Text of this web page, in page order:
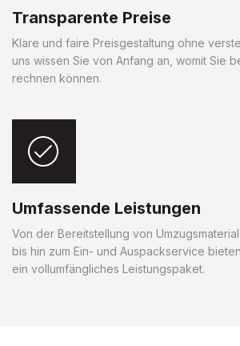
Transparente Preise
Klare und faire Preisgestaltung ohne
uns wissen Sie von Anfang an, womit Sie
rechnen können.
Umfassende Leistungen
Von der Bereitstellung von
bis hin zum Ein- und Auspackservice
ein vollumfängliches Leistungspaket.